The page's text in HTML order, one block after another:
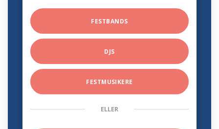
FESTBANDS
DJS
FESTMUSIKERE
ELLER